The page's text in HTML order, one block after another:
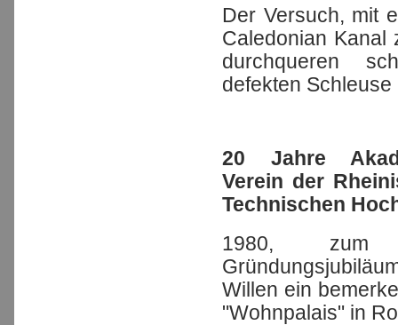
Der Versuch, mit
Caledonian Kanal
durchqueren
defekten
20 Jahre
Verein der
Technischen
1980,
Willen ein
"Wohnpalais" in